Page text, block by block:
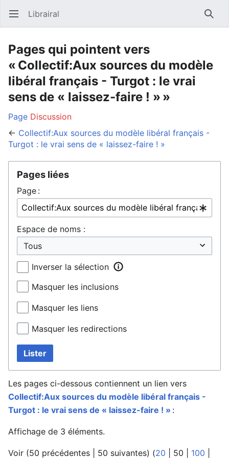
Ouvrir le menu principal Librairal
Pages qui pointent vers
« Collectif:Aux sources du modèle
libéral français - Turgot : le vrai
sens de « laissez-faire ! » »
Page Discussion
← Collectif:Aux sources du modèle libéral français -
Turgot : le vrai sens de « laissez-faire ! »
Pages liées
Page :
Espace de noms :
Inverser la sélection
Masquer les inclusions
Masquer les liens
Masquer les redirections
Lister
Les pages ci-dessous contiennent un lien vers
Collectif:Aux sources du modèle libéral français -
Turgot : le vrai sens de « laissez-faire ! » :
Affichage de 3 éléments.
Voir (50 précédentes 50 suivantes) (20 50 100